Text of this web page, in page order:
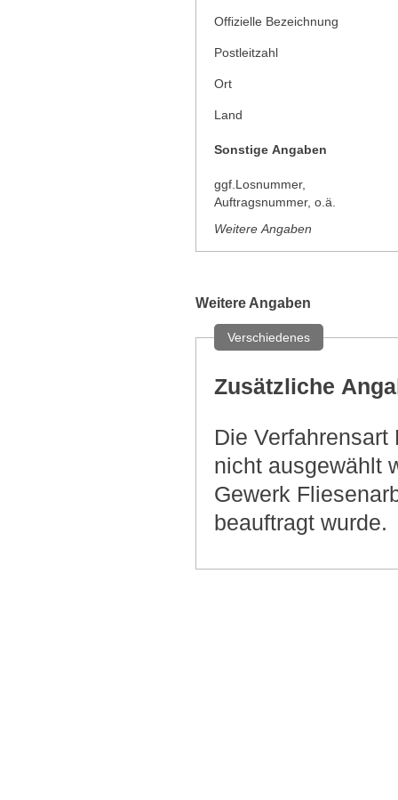
Offizielle Bezeichnung
Postleitzahl
Ort
Land
Sonstige Angaben
ggf.Losnummer,
Auftragsnummer, o.ä.
Weitere Angaben
Weitere Angaben
Verschiedenes
Zusätzliche
Die
nicht ausgewählt
Gewerk
beauftragt wurde.